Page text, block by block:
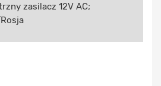
zasilacz 12V AC;